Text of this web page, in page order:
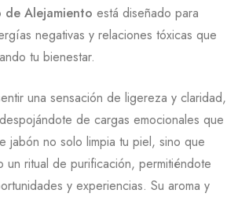
de Alejamiento está diseñado para
negativas y relaciones tóxicas que
tu bienestar.
una sensación de ligereza y claridad,
de cargas emocionales que
jabón no solo limpia tu piel, sino que
un ritual de purificación, permitiéndote
y experiencias. Su aroma y